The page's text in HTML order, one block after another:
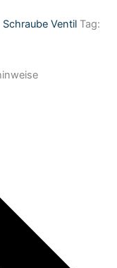
Schraube Ventil Tag: